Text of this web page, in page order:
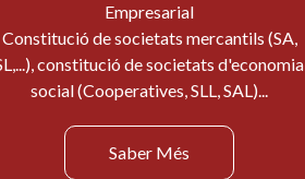
Empresarial
Constitució de societats mercantils (SA,
constitució de societats d'economia
social (Cooperatives, SLL, SAL)...
Saber Més